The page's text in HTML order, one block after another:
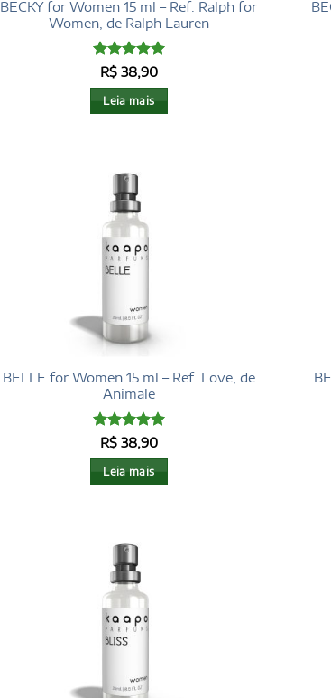
BECKY for Women 15 ml – Ref. Ralph for
Women, de Ralph Lauren
Avaliação5
R$38,90
Leia mais
BELLE for Women 15 ml – Ref. Love, de
Animale
Avaliação5
R$38,90
Leia mais